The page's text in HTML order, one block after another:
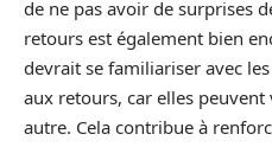
de ne pas avoir de surprises
retours est également bien
devrait se familiariser avec
aux retours, car elles
autre. Cela contribue à